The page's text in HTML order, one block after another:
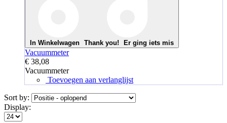
In Winkelwagen Thank you! Er ging iets mis
Vacuummeter
€ 38,08
Vacuummeter
Toevoegen aan verlanglijst
Sort by:
Display: